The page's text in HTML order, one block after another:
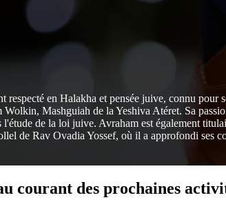
respecté en Halakha et pensée juive, connu
Mashguiah de la Yeshiva Atéret. Sa
de la loi juive. Avraham est également
de Rav Ovadia Yossef, où il a approfondi ses
des prochaines